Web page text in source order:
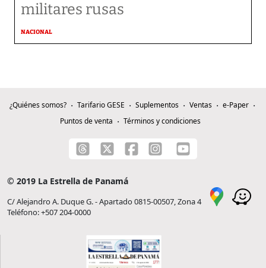
militares rusas
NACIONAL
¿Quiénes somos? Tarifario GESE Suplementos Ventas
e-Paper
Puntos de venta
Términos y condiciones
© 2019 La Estrella de Panamá
C/ Alejandro A. Duque G. - Apartado 0815-00507, Zona 4
Teléfono: +507 204-0000